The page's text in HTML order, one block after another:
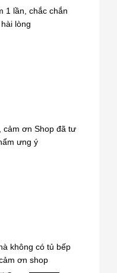
1 lần, chắc chắn
lòng
cảm ơn Shop đã tư
ưng ý
không có tủ bếp
ơn shop